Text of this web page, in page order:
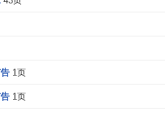
的暗示，不由得感到庄严而宁
仅在
我们有暗示作用。当你在黄土
1页
1页